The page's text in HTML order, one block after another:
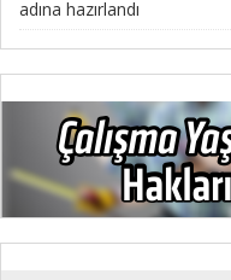
adına hazırlandı